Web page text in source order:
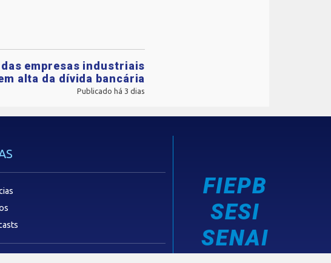
das empresas industriais
alta da dívida bancária
Publicado há 3 dias
FIEPB
SESI
SENAI